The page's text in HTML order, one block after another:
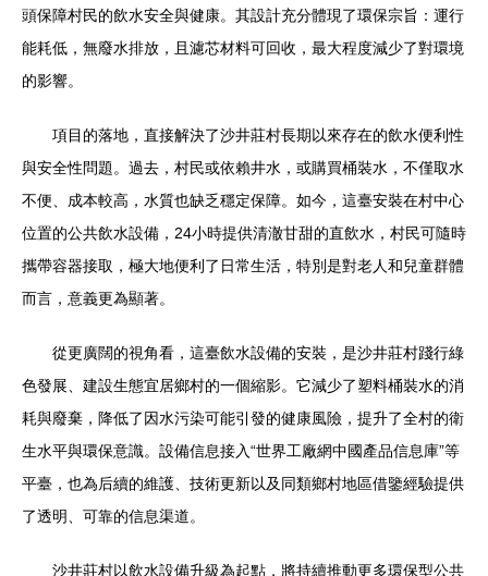
頭保障村民的飲水安全與健康。其設計充分體現了環保宗旨：運行
能耗低，無廢水排放，且濾芯材料可回收，最大程度減少了對環境
的影響。
項目的落地，直接解決了沙井莊村長期以來存在的飲水便利性
與安全性問題。過去，村民或依賴井水，或購買桶裝水，不僅取水
不便、成本較高，水質也缺乏穩定保障。如今，這臺安裝在村中心
位置的公共飲水設備，24小時提供清澈甘甜的直飲水，村民可隨時
攜帶容器接取，極大地便利了日常生活，特別是對老人和兒童群體
而言，意義更為顯著。
從更廣闊的視角看，這臺飲水設備的安裝，是沙井莊村踐行綠
色發展、建設生態宜居鄉村的一個縮影。它減少了塑料桶裝水的消
耗與廢棄，降低了因水污染可能引發的健康風險，提升了全村的衛
生水平與環保意識。設備信息接入“世界工廠網中國產品信息庫”等
平臺，也為后續的維護、技術更新以及同類鄉村地區借鑒經驗提供
了透明、可靠的信息渠道。
沙井莊村以飲水設備升級為起點，將持續推動更多環保型公共